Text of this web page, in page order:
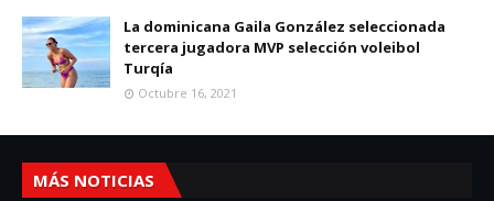
La dominicana Gaila González seleccionada
tercera jugadora MVP selección voleibol
Turqía
Octubre 16, 2021
MÁS NOTICIAS